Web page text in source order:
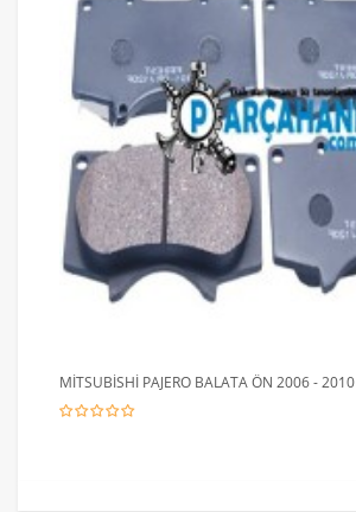
MİTSUBİSHİ PAJERO BALATA ÖN 2006 - 2010